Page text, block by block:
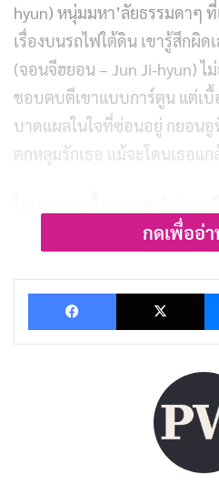
hyun) หนุ่มมหา’ลัยธรรมดาๆ
เรื่องบนรถไฟใต้ดิน เขารู้สึกผิ
(จอนจีฮยอน – Jun Ji-hyun) ไ
ชอบตบตีเขาแบบการ์ตูน แต่เบื้
บาดแผลในใจที่ซ่อนอยู่ กยอน
ตกหลุมรักเธอ แม้จะโดนเธอแก
ตั้งแต่การแสดงที่ทำให้คนดูติด
ทำให้เราหัวเราะร้องไห้และคิ
รีวิวและเรื่องย่อ My
ร้ายกับนายเจี๋ยมเจี้ยม)
เล่าเรื่องของก
กดเพื่ออ่
Facebook X